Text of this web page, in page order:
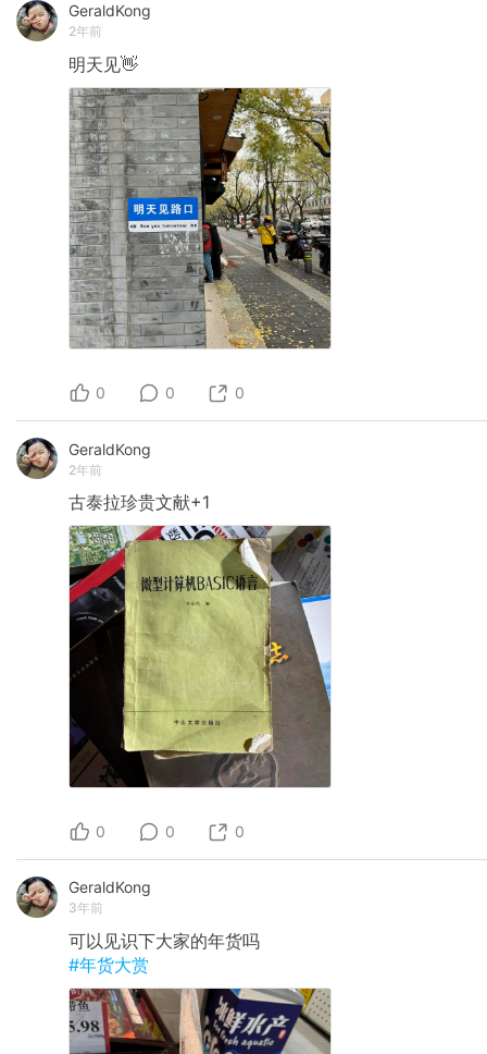
GeraldKong
2年前
明天见👋
0 0 0
GeraldKong
2年前
古泰拉珍贵文献+1
0 0 0
GeraldKong
3年前
可以见识下大家的年货吗
#年货大赏